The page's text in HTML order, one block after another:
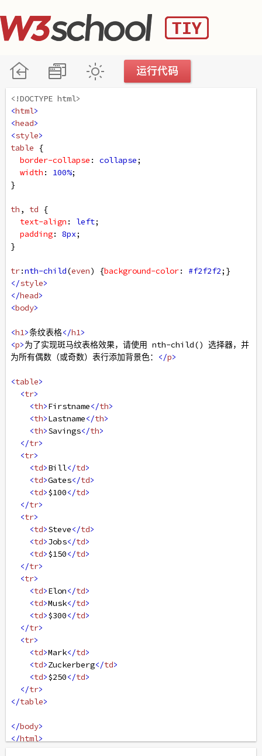
<!DOCTYPE html>
<html>
<head>
<style>
table {
border-collapse : collapse;
width : 100%;
}
th , td {
text-align : left;
padding: 8px;
}
tr:nth-child(even) {background-color: #f2f2f2;}
</style>
</head>
<body>
<h1>条纹表格</h1>
<p>为了实现斑马纹表格效果，请使用 nth-child() 选择器，并
为所有偶数（或奇数）表行添加背景色：
</p>
<table>
<tr>
<th>Firstname</th>
<th>Lastname</th>
<th>Savings</th>
</tr>
<tr>
<td>Bill</td>
<td>Gates</td>
<td>$100</td>
</tr>
<tr>
<td>Steve</td>
<td>Jobs</td>
<td>$150</td>
</tr>
<tr>
<td>Elon</td>
<td>Musk</td>
<td>$300</td>
</tr>
<tr>
<td>Mark</td>
<td>Zuckerberg</td>
<td>$250</td>
</tr>
</table>
</body>
</html>